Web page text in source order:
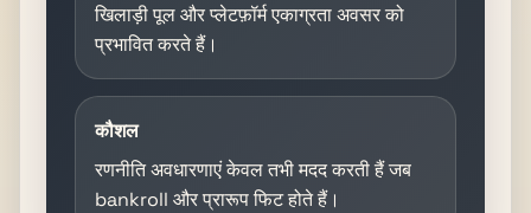
खिलाड़ी पूल और प्लेटफ़ॉर्म एकाग्रता अवसर को
प्रभावित करते हैं।
कौशल
रणनीति अवधारणाएं केवल तभी मदद करती हैं जब
bankroll और प्रारूप फिट होते हैं।